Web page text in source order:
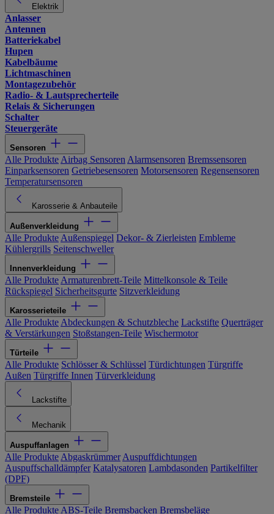
Elektrik
Anlasser
Antennen
Batteriekabel
Hupen
Kabelbäume
Lichtmaschinen
Montagezubehör
Radio- & Lautsprecherteile
Relais & Sicherungen
Schalter
Steuergeräte
Sensoren
Alle Produkte Airbag Sensoren Alarmsensoren Bremssensoren
Einparksensoren Getriebesensoren Motorsensoren Regensensoren
Temperatursensoren
Karosserie & Anbauteile
Außenverkleidung
Alle Produkte Außenspiegel Dekor- & Zierleisten Embleme
Kühlergrills Seitenschweller
Innenverkleidung
Alle Produkte Armaturenbrett-Teile Mittelkonsole & Teile
Rückspiegel Sicherheitsgurte Sitzverkleidung
Karosserieteile
Alle Produkte Abdeckungen & Schutzbleche Lackstifte Querträger
& Verstärkungen Stoßstangen-Teile Wischermotor
Türteile
Alle Produkte Schlösser & Schlüssel Türdichtungen Türgriffe
Außen Türgriffe Innen Türverkleidung
Lackstifte
Mechanik
Auspuffanlagen
Alle Produkte Abgaskrümmer Auspuffdichtungen
Auspuffschalldämpfer Katalysatoren Lambdasonden Partikelfilter
(DPF)
Bremsteile
Alle Produkte ABS-Teile Bremsbacken Bremsbeläge